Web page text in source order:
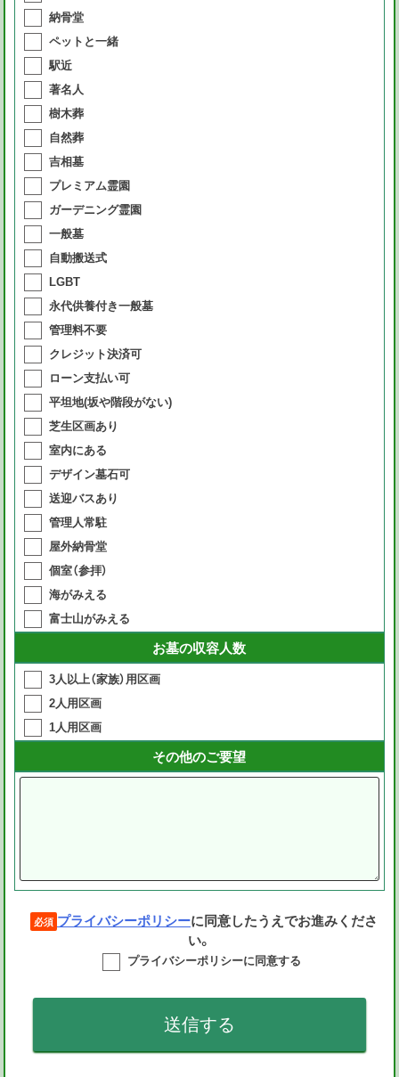
納骨堂
ペットと一緒
駅近
著名人
樹木葬
自然葬
吉相墓
プレミアム霊園
ガーデニング霊園
一般墓
自動搬送式
LGBT
永代供養付き一般墓
管理料不要
クレジット決済可
ローン支払い可
平坦地(坂や階段がない)
芝生区画あり
室内にある
デザイン墓石可
送迎バスあり
管理人常駐
屋外納骨堂
個室（参拝）
海がみえる
富士山がみえる
お墓の収容人数
3人以上（家族）用区画
2人用区画
1人用区画
その他のご要望
必須 プライバシーポリシーに同意したうえでお進みくださ
い。
プライバシーポリシーに同意する